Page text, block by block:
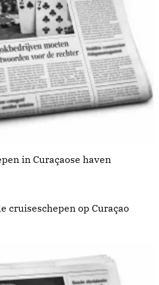
in Curaçaose haven
cruiseschepen op Curaçao